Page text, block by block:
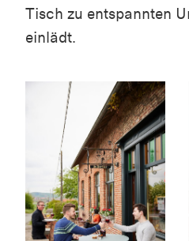
Tisch zu entspannten
einlädt.